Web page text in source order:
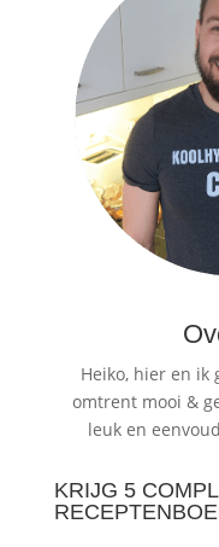
Heiko, hier en ik
omtrent mooi &
leuk en
KRIJG 5